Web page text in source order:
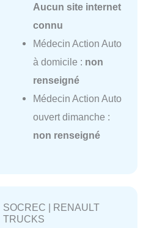
Aucun site internet
connu
Médecin Action Auto
à domicile : non
renseigné
Médecin Action Auto
ouvert dimanche :
non renseigné
SOCREC | RENAULT
TRUCKS